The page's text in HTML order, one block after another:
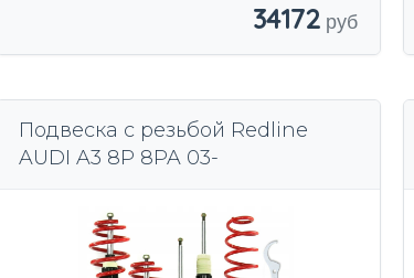
34172
Подвеска с резьбой Redline
AUDI A3 8P 8PA 03-